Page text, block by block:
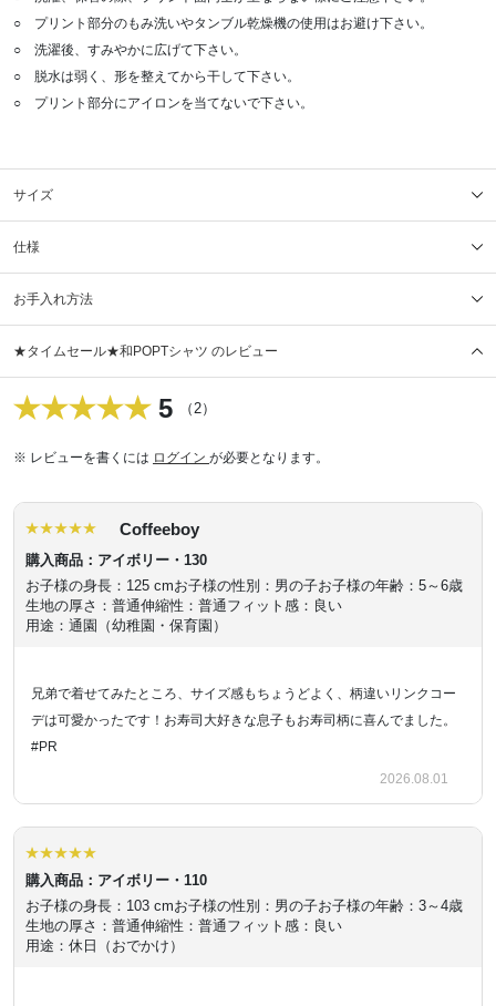
○ プリント部分のもみ洗いやタンブル乾燥機の使用はお避け下さい。
○ 洗濯後、すみやかに広げて下さい。
○ 脱水は弱く、形を整えてから干して下さい。
○ プリント部分にアイロンを当てないで下さい。
サイズ
仕様
お手入れ方法
★タイムセール★和POPTシャツ のレビュー
5 （2）
※ レビューを書くには ログイン が必要となります。
Coffeeboy
購入商品：アイボリー・130
お子様の身長：125 cmお子様の性別：男の子お子様の年齢：5～6歳
生地の厚さ：普通伸縮性：普通フィット感：良い
用途：通園（幼稚園・保育園）
兄弟で着せてみたところ、サイズ感もちょうどよく、柄違いリンクコー
デは可愛かったです！お寿司大好きな息子もお寿司柄に喜んでました。
#PR
2026.08.01
購入商品：アイボリー・110
お子様の身長：103 cmお子様の性別：男の子お子様の年齢：3～4歳
生地の厚さ：普通伸縮性：普通フィット感：良い
用途：休日（おでかけ）